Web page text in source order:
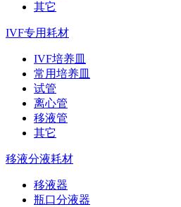
其它
IVF专用耗材
IVF培养皿
常用培养皿
试管
离心管
移液管
其它
移液分液耗材
移液器
瓶口分液器